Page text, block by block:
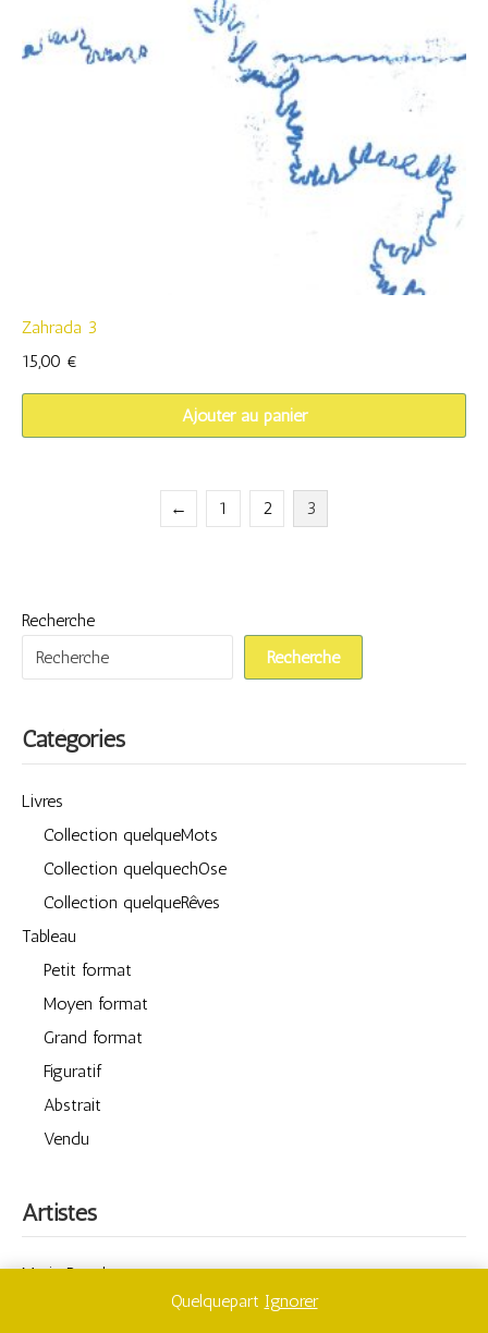
Quelquepart Ignorer
Zahrada 3
15,00 €
Ajouter au panier
← 1 2 3
Recherche
Recherche
Catégories
Livres
Collection quelqueMots
Collection quelquechOse
Collection quelqueRêves
Tableau
Petit format
Moyen format
Grand format
Figuratif
Abstrait
Vendu
Artistes
Marie Bouchet